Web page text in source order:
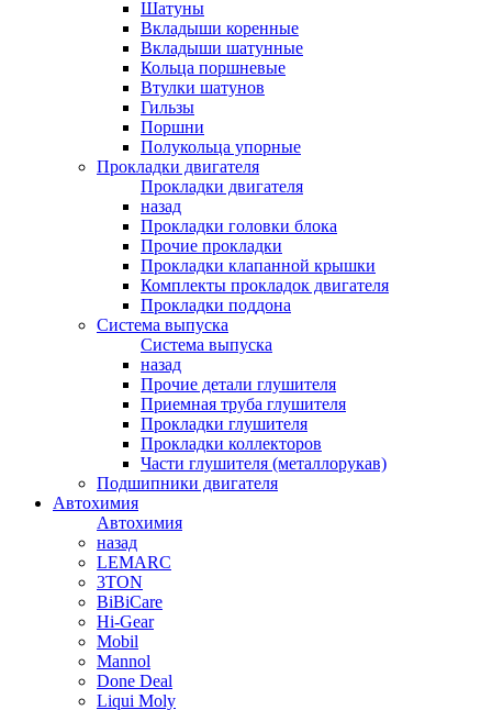
Шатуны
Вкладыши коренные
Вкладыши шатунные
Кольца поршневые
Втулки шатунов
Гильзы
Поршни
Полукольца упорные
Прокладки двигателя
Прокладки двигателя
назад
Прокладки головки блока
Прочие прокладки
Прокладки клапанной крышки
Комплекты прокладок двигателя
Прокладки поддона
Система выпуска
Система выпуска
назад
Прочие детали глушителя
Приемная труба глушителя
Прокладки глушителя
Прокладки коллекторов
Части глушителя (металлорукав)
Подшипники двигателя
Автохимия
Автохимия
назад
LEMARC
3TON
BiBiCare
Hi-Gear
Mobil
Mannol
Done Deal
Liqui Moly